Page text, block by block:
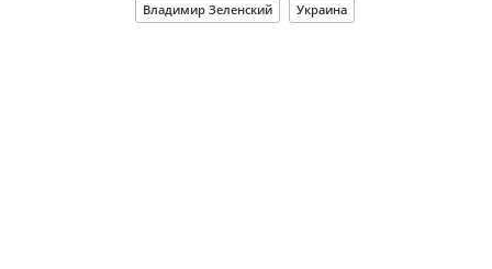
Владимир Зеленский Украина